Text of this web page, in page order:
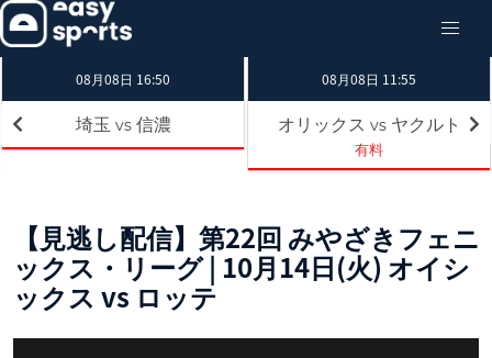
08月08日 16:50
埼玉 vs 信濃
08月08日 11:55
オリックス vs ヤクルト
有料
【見逃し配信】第22回 みやざきフェニ
ックス・リーグ | 10月14日(火) オイシ
ックス vs ロッテ